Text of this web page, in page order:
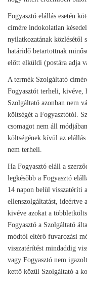
Fogyasztó elállás esetén
címére indokolatlan
nyilatkozatának közlésétől
határidő betartottnak
előtt elküldi (postára adja
A termék Szolgáltató
Fogyasztót terheli, kivéve,
Szolgáltató azonban nem
költségét a Fogyasztótól.
csomagot nem áll
költségének kívül az
nem terheli.
Ha Fogyasztó eláll a
legkésőbb a Fogyasztó
14 napon belül visszatéríti
ellenszolgáltatást, ideértve
kivéve azokat a
Fogyasztó a Szolgáltató
módtól eltérő fuvarozási
visszatérítést mindaddig
vagy Fogyasztó nem
kettő közül Szolgáltató a